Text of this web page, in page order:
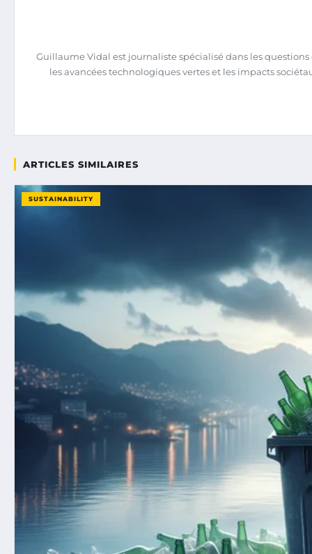
Guillaume Vidal est journaliste spécialisé dans les
les avancées technologiques vertes et les impacts
ARTICLES SIMILAIRES
SUSTAINABILITY